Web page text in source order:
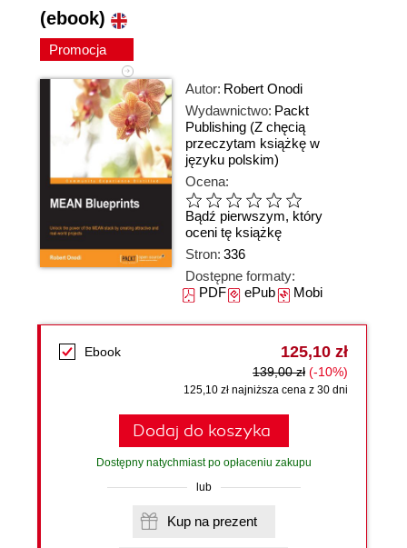
(ebook)
Promocja
Autor: Robert Onodi
Wydawnictwo: Packt
Publishing (Z chęcią
przeczytam książkę w
języku polskim)
Ocena:
Bądź pierwszym, który
oceni tę książkę
Stron: 336
Dostępne formaty:
PDFePubMobi
Ebook 125,10 zł
139,00 zł (-10%)
125,10 zł najniższa cena z 30 dni
Dodaj do koszyka
Dostępny natychmiast po opłaceniu zakupu
lub
Kup na prezent